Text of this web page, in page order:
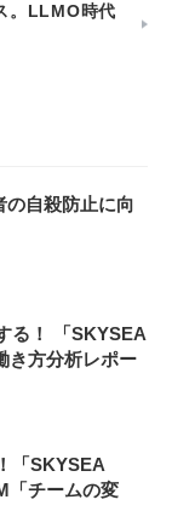
。LLMO時代
の自殺防止に向
る！ 「SKYSEA
き方分析レポー
「SKYSEA
「チームの変